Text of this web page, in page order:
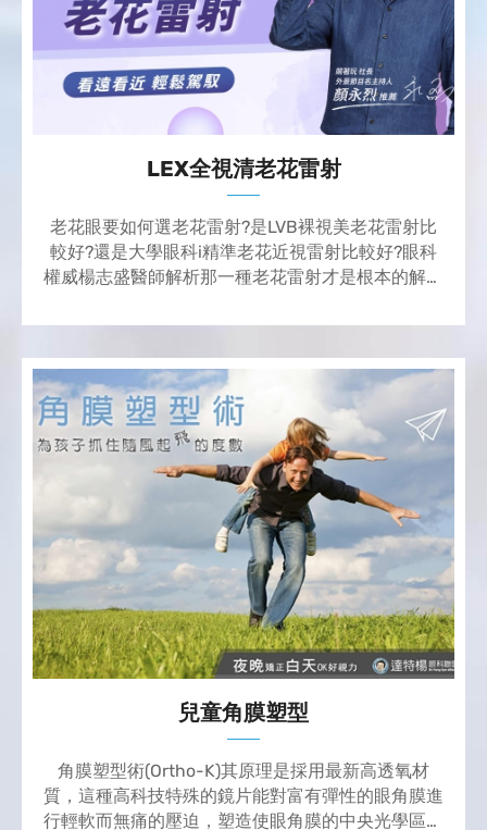
LEX全視清老花雷射
老花眼要如何選老花雷射?是LVB裸視美老花雷射比
較好?還是大學眼科i精準老花近視雷射比較好?眼科
權威楊志盛醫師解析那一種老花雷射才是根本的解決
心白內障。
兒童角膜塑型
角膜塑型術(Ortho-K)其原理是採用最新高透氧材
質，這種高科技特殊的鏡片能對富有彈性的眼角膜進
行輕軟而無痛的壓迫，塑造使眼角膜的中央光學區部